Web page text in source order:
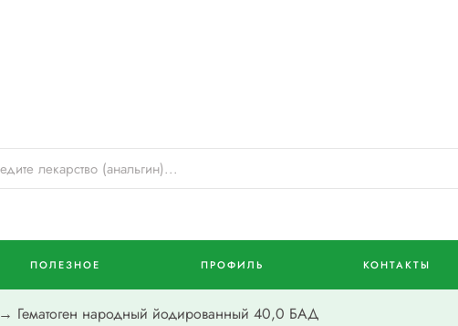
ПОЛЕЗНОЕ ПРОФИЛЬ КОНТАКТЫ
→ Гематоген народный йодированный 40,0 БАД